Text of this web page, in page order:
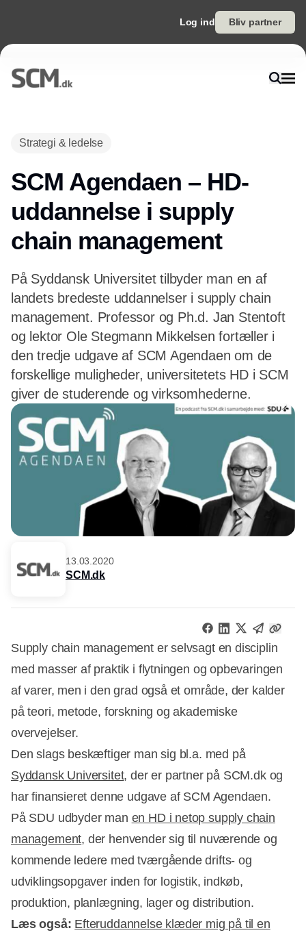
Log ind Bliv partner
Strategi & ledelse
SCM Agendaen – HD-
uddannelse i supply
chain management
På Syddansk Universitet tilbyder man en af
landets bredeste uddannelser i supply chain
management. Professor og Ph.d. Jan Stentoft
og lektor Ole Stegmann Mikkelsen fortæller i
den tredje udgave af SCM Agendaen om de
forskellige muligheder, universitetets HD i SCM
giver de studerende og virksomhederne.
13.03.2020
SCM.dk
Supply chain management er selvsagt en disciplin
med masser af praktik i flytningen og opbevaringen
af varer, men i den grad også et område, der kalder
på teori, metode, forskning og akademiske
overvejelser.
Den slags beskæftiger man sig bl.a. med på
Syddansk Universitet, der er partner på SCM.dk og
har finansieret denne udgave af SCM Agendaen.
På SDU udbyder man en HD i netop supply chain
management, der henvender sig til nuværende og
kommende ledere med tværgående drifts- og
udviklingsopgaver inden for logistik, indkøb,
produktion, planlægning, lager og distribution.
Læs også: Efteruddannelse klæder mig på til en